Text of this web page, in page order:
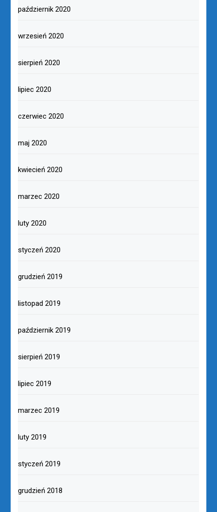
październik 2020
wrzesień 2020
sierpień 2020
lipiec 2020
czerwiec 2020
maj 2020
kwiecień 2020
marzec 2020
luty 2020
styczeń 2020
grudzień 2019
listopad 2019
październik 2019
sierpień 2019
lipiec 2019
marzec 2019
luty 2019
styczeń 2019
grudzień 2018